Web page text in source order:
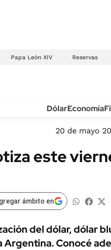
Papa León XIV Reservas
MÉXICO
MUNDO
AUTOS
DólarEconomía
20 de mayo
este
ámbito en
del dólar, dólar
Argentina. Conocé